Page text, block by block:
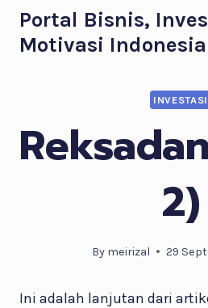
Skip
content
Portal Bisnis,
Motivasi Indonesia
INVESTASI
2)
By meirizal 29
Ini adalah lanjutan dari